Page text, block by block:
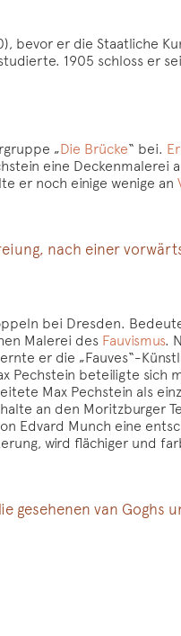
bevor er die Staatliche
1905 schloss er
„Die Brücke“ bei.
eine
er noch einige wenige an
nach einer
bei Dresden.
Malerei des Fauvismus.
er die „Fauves“-
Pechstein beteiligte sich
Max Pechstein als
an den Moritzburger
Edvard Munch eine
wird flächiger und
gesehenen van